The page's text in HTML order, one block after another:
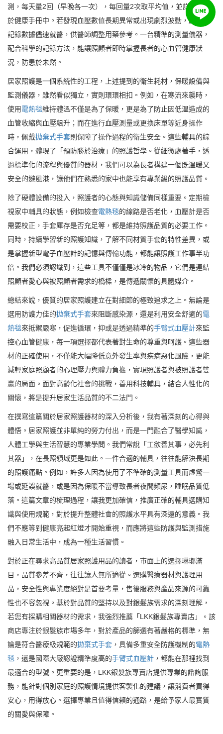
測，每天量2回（早晚各一次），每回量2次取平均值，並詳實記錄
於健康手冊中。若發現血壓數值長期異常或出現劇烈波動，應攜帶
記錄數據儘速就醫，供醫師調整用藥參考。一台精準的測量儀器，
配合科學的記錄方法，能讓照顧者即時掌握長者的心血管健康狀
況，防患於未然。
居家照護是一個系統性的工程，上述提到的衛生耗材，保暖設備與
監測儀器，雖然看似獨立，實則環環相扣。例如，在寒流來襲時，
使用電熱毯維持體溫不僅是為了保暖，更是為了防止因低溫造成的
血管收縮與血壓飆升；而在進行血壓測量或更換床單等近身操作
時，佩戴拋棄式手套則保障了操作過程的衛生安全。這些輔具的綜
合運用，體現了「預防勝於治療」的照護哲學。從細微處著手，透
過標準化的流程與優質的器材，我們可以為長者構建一個既溫暖又
安全的避風港，讓他們在熟悉的家中也能享有專業級的照護品質。
除了硬體設備的投入，照護者的心態與知識儲備同樣重要。定期檢
視家中輔具的狀態，例如檢查電熱毯的線路是否老化，血壓計是否
需要校正，手套庫存是否充足等，都是維持照護品質的必要工作。
同時，持續學習新的照護知識，了解不同材質手套的特性差異，或
是掌握新型電子血壓計的記憶與傳輸功能，都能讓照護工作事半功
倍。我們必須認識到，這些工具不僅僅是冰冷的物品，它們是連結
照顧者愛心與被照顧者需求的橋樑，是傳遞關懷的具體媒介。
總結來說，優質的居家照護建立在對細節的極致追求之上。無論是
選用防護力佳的拋棄式手套來阻斷感染源，還是利用安全舒適的電
熱毯來抵禦嚴寒，促進循環，抑或是透過精準的手臂式血壓計來監
控心血管健康，每一項選擇都代表著對生命的尊重與呵護。這些器
材的正確使用，不僅能大幅降低意外發生率與疾病惡化風險，更能
減輕家庭照顧者的心理壓力與體力負擔，實現照護者與被照護者雙
贏的局面。面對高齡化社會的挑戰，善用科技輔具，結合人性化的
關懷，將是提升居家生活品質的不二法門。
在撰寫這篇關於居家照護器材的深入分析後，我有著深刻的心得與
體悟。居家照護並非單純的勞力付出，而是一門融合了醫學知識，
人體工學與生活智慧的專業學問。我們常說「工欲善其事，必先利
其器」，在長照領域更是如此。一件合適的輔具，往往能解決長期
的照護痛點。例如，許多人因為使用了不準確的測量工具而虛驚一
場或延誤就醫，或是因為保暖不當導致長者夜間頻尿，睡眠品質低
落。這篇文章的梳理過程，讓我更加確信，推廣正確的輔具選購知
識與使用規範，對於提升整體社會的照護水平具有深遠的意義。我
們不應等到健康亮起紅燈才開始重視，而應將這些防護與監測措施
融入日常生活中，成為一種生活習慣。
對於正在尋求高品質居家照護用品的讀者，市面上的選擇琳瑯滿
目，品質參差不齊，往往讓人無所適從。選購醫療器材與護理用
品，安全性與專業度絕對是首要考量，售後服務與產品來源的可靠
性也不容忽視。基於對品質的堅持以及對銀髮族需求的深刻理解，
若您有採購相關器材的需求，我強烈推薦「LKK銀髮族專賣店」。該
商店專注於銀髮族市場多年，對於產品的篩選有著嚴格的標準，無
論是符合醫療級規範的拋棄式手套 ，具備多重安全防護機制的電熱
毯 ，還是國際大廠認證精準度高的手臂式血壓計 ，都能在那裡找到
最適合的型號。更重要的是，LKK銀髮族專賣店提供專業的諮詢服
務，能針對個別家庭的照護情境提供客製化的建議，讓消費者買得
安心，用得放心。選擇專業且值得信賴的通路，是給予家人最實質
的關愛與保障。